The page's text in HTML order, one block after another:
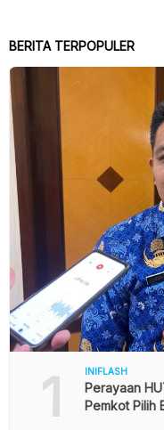
BERITA TERPOPULER
1 INIFLASH
Perayaan
Pemkot Pilih